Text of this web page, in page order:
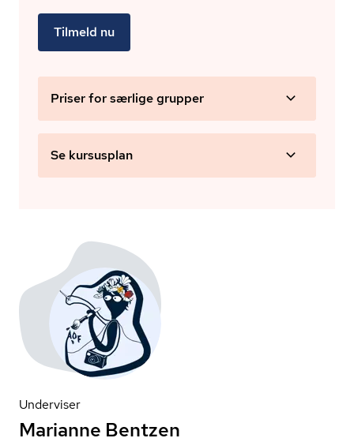
Tilmeld nu
Priser for særlige grupper
Se kursusplan
Underviser
Marianne Bentzen